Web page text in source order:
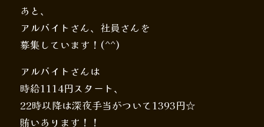
あと、
アルバイトさん、社員さんを
募集しています！(^^)
アルバイトさんは
時給1114円スタート、
22時以降は深夜手当がついて1393円☆
賄いあります！！